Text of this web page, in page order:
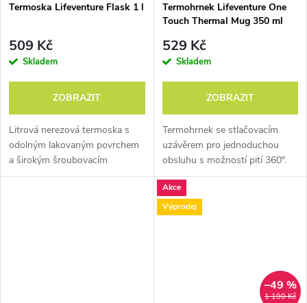
Termoska Lifeventure Flask 1 l
509 Kč
Skladem
ZOBRAZIT
Litrová nerezová termoska s
odolným lakovaným povrchem
a širokým šroubovacím
uzávěrem.
Termohrnek Lifeventure One
Touch Thermal Mug 350 ml
529 Kč
Skladem
ZOBRAZIT
Termohrnek se stlačovacím
uzávěrem pro jednoduchou
obsluhu s možností pití 360°.
Akce
Výprodej
1 190 Kč
–49 %